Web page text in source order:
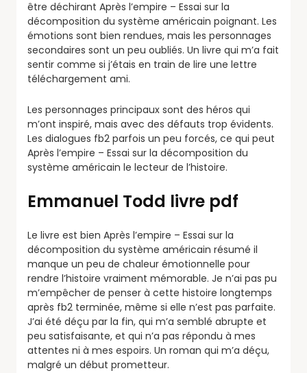
être déchirant Après l’empire – Essai sur la
décomposition du système américain poignant. Les
émotions sont bien rendues, mais les personnages
secondaires sont un peu oubliés. Un livre qui m’a fait
sentir comme si j’étais en train de lire une lettre
téléchargement ami.
Les personnages principaux sont des héros qui
m’ont inspiré, mais avec des défauts trop évidents.
Les dialogues fb2 parfois un peu forcés, ce qui peut
Après l’empire – Essai sur la décomposition du
système américain le lecteur de l’histoire.
Emmanuel Todd livre pdf
Le livre est bien Après l’empire – Essai sur la
décomposition du système américain résumé il
manque un peu de chaleur émotionnelle pour
rendre l’histoire vraiment mémorable. Je n’ai pas pu
m’empêcher de penser à cette histoire longtemps
après fb2 terminée, même si elle n’est pas parfaite.
J’ai été déçu par la fin, qui m’a semblé abrupte et
peu satisfaisante, et qui n’a pas répondu à mes
attentes ni à mes espoirs. Un roman qui m’a déçu,
malgré un début prometteur.